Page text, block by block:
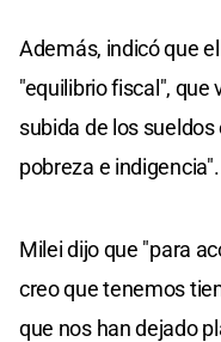
Además, indicó que
"equilibrio fiscal", que
subida de los sueldos
pobreza e indigencia".
Milei dijo que "para
creo que tenemos
que nos han dejado